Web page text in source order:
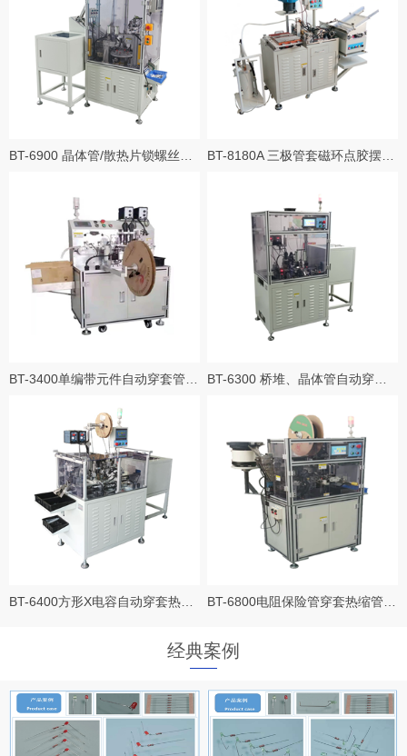
BT-6900 晶体管/散热片锁螺丝组装机 BT-8180A 三极管套磁环点胶摆盘一体机
BT-6400方形X电容自动穿套热缩管剪脚成型机 BT-6800电阻保险管穿套热缩管、铁氟龙管成型剪脚机
经典案例